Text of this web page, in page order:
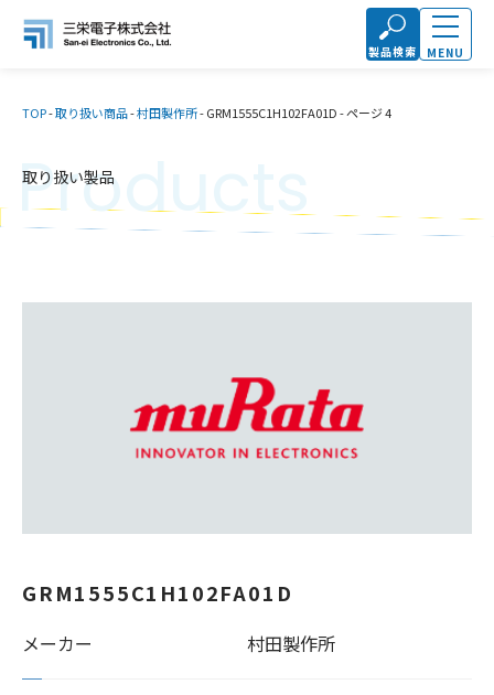
製品検索 MENU
TOP-取り扱い商品-村田製作所-GRM1555C1H102FA01D-ページ 4
取り扱い製品
Products
GRM1555C1H102FA01D
メーカー 村田製作所